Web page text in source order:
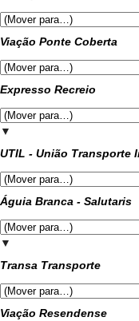
Viação Ponte Coberta
Expresso Recreio
▼
UTIL - União Transporte
Águia Branca - Salutaris
▼
Transa Transporte
Viação Resendense